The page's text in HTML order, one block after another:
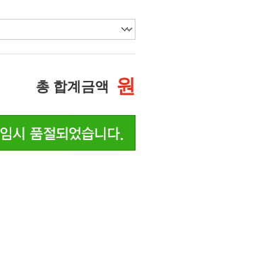
총 합계금액 원